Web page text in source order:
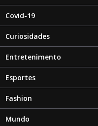
Covid-19
Curiosidades
Entretenimento
Esportes
Fashion
Mundo